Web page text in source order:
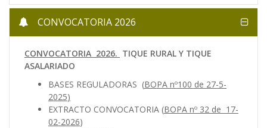
CONVOCATORIA 2026
CONVOCATORIA 2026. TIQUE RURAL Y TIQUE
ASALARIADO
BASES REGULADORAS (BOPA nº100 de 27-5-
2025)
EXTRACTO CONVOCATORIA (BOPA nº 32 de 17-
02-2026)